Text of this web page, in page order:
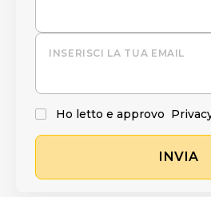
INSERISCI LA TUA EMAIL
Ho letto e approvo
INVIA